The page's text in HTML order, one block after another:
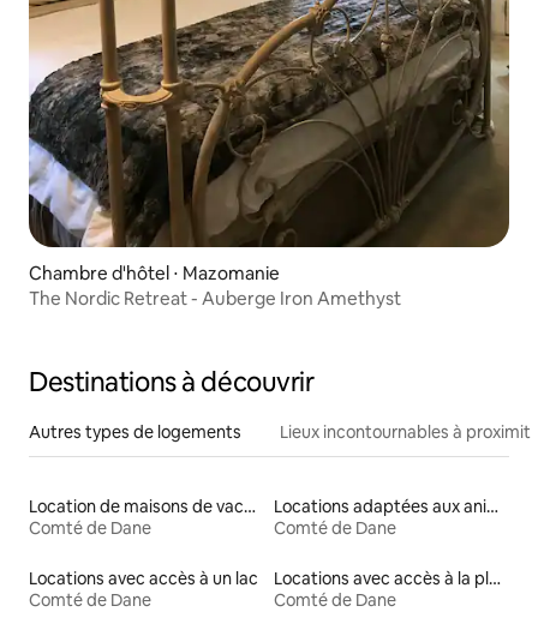
Chambre d'hôtel ⋅ Mazomanie
The Nordic Retreat - Auberge Iron Amethyst
Destinations à découvrir
Autres types de logements Lieux incontournables à
Location de maisons de vacances
Comté de Dane
Locations adaptées aux animaux
Comté de Dane
Locations avec accès à un lac
Comté de Dane
Locations avec accès à la plage
Comté de Dane